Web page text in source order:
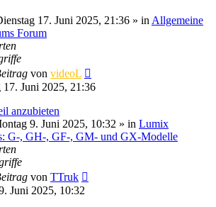
17. Juni 2025, 21:36 » in Allgemeine
Forum
von videoL
17. Juni 2025, 21:36
anzubieten
9. Juni 2025, 10:32 » in Lumix
G-, GH-, GF-, GM- und GX-Modelle
von TTruk
Juni 2025, 10:32